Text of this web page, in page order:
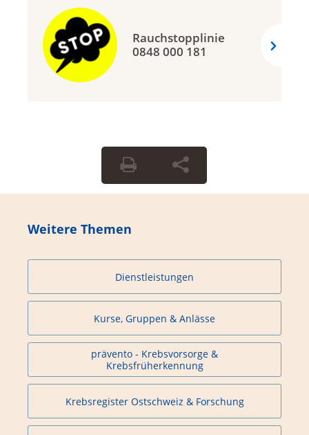
Rauchstopplinie
0848 000 181
Weitere Themen
Dienstleistungen
Kurse, Gruppen & Anlässe
prävento - Krebsvorsorge &
Krebsfrüherkennung
Krebsregister Ostschweiz & Forschung